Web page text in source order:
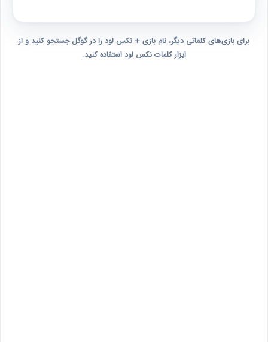
برای بازی‌های کلماتی دیگر، نام بازی + نکس لود را در گوگل جستجو کنید و از
ابزار کلمات نکس لود استفاده کنید.